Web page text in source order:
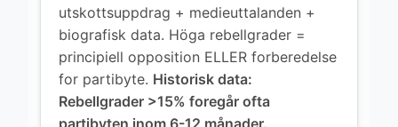
utskottsuppdrag + medieuttalanden +
biografisk data. Höga rebellgrader =
principiell opposition ELLER forberedelse
for partibyte. Historisk data:
Rebellgrader >15% foregår ofta
partibyten inom 6-12 månader.